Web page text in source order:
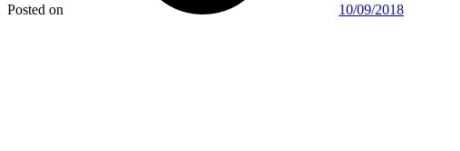
Posted on 10/09/2018